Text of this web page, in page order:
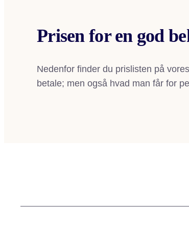
Prisen for en god
Nedenfor finder du prislisten på
betale; men også hvad man får for